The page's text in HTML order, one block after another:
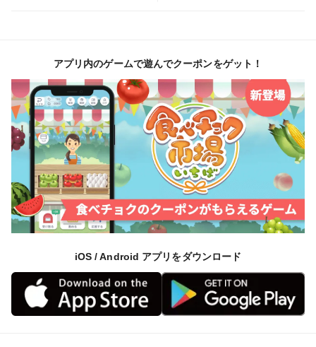
アプリ内のゲームで遊んでクーポンをゲット！
iOS / Android アプリをダウンロード